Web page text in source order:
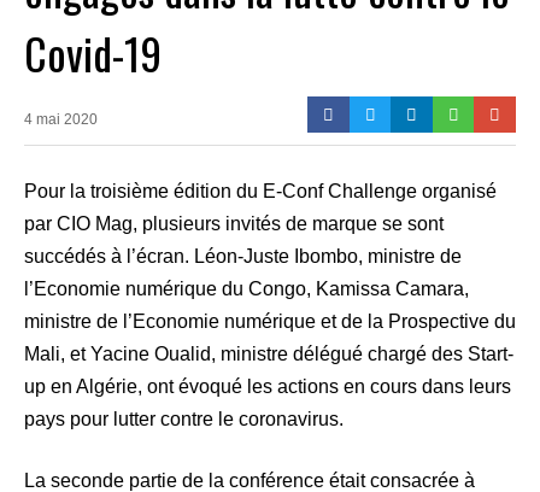
Covid-19
4 mai 2020
Pour la troisième édition du E-Conf Challenge organisé
par CIO Mag, plusieurs invités de marque se sont
succédés à l’écran. Léon-Juste Ibombo, ministre de
l’Economie numérique du Congo, Kamissa Camara,
ministre de l’Economie numérique et de la Prospective du
Mali, et Yacine Oualid, ministre délégué chargé des Start-
up en Algérie, ont évoqué les actions en cours dans leurs
pays pour lutter contre le coronavirus.
La seconde partie de la conférence était consacrée à